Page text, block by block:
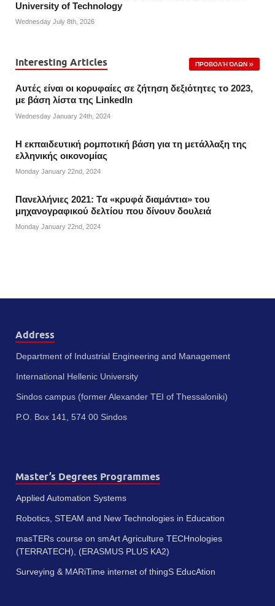
University of Technology
Wednesday July 8th, 2026
Interesting Articles ΠΡΟΒΟΛΉ ΌΛΩΝ
Αυτές είναι οι κορυφαίες σε ζήτηση δεξιότητες το 2023,
με βάση λίστα της Linkedln
Wednesday January 24th, 2024
Η εκπαιδευτική ρομποτική βάση για τη μετάλλαξη της
ελληνικής οικονομίας
Monday January 22nd, 2024
Πανελλήνιες 2021: Tα «κρυφά διαμάντια» του
μηχανογραφικού δελτίου που δίνουν δουλειά
Monday January 22nd, 2024
Address
Department of Industrial Engineering and Management
International Hellenic University
Sindos campus (former Alexander TEI of Thessaloniki)
P.O. Box 141, 574 00 Sindos
Master’s Degrees Programmes
Applied Automation Systems
Robotics, STEAM and New Technologies in Education
masTERs course on smArt Agriculture TECHnologies
(TERRATECH), (ERASMUS PLUS KA2)
Surveying & MARiTime internet of thingS EducAtion